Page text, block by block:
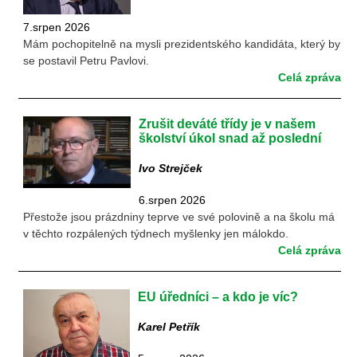
7.srpen 2026
Mám pochopitelně na mysli prezidentského kandidáta, který by
se postavil Petru Pavlovi.
Celá zpráva
Zrušit deváté třídy je v našem
školství úkol snad až poslední
Ivo Strejček
6.srpen 2026
Přestože jsou prázdniny teprve ve své polovině a na školu má
v těchto rozpálených týdnech myšlenky jen málokdo.
Celá zpráva
EU úředníci – a kdo je víc?
Karel Petřík